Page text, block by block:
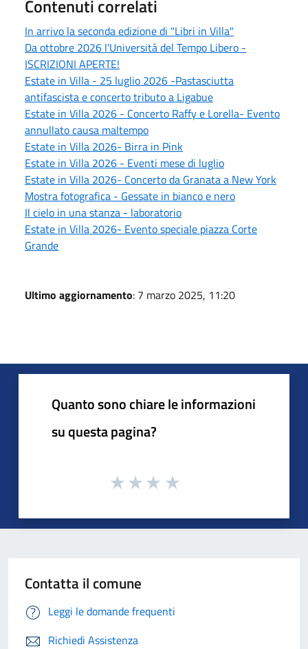
Contenuti correlati
In arrivo la seconda edizione di "Libri in Villa"
Da ottobre 2026 l'Università del Tempo Libero -
ISCRIZIONI APERTE!
Estate in Villa - 25 luglio 2026 -Pastasciutta
antifascista e concerto tributo a Ligabue
Estate in Villa 2026 - Concerto Raffy e Lorella- Evento
annullato causa maltempo
Estate in Villa 2026- Birra in Pink
Estate in Villa 2026 - Eventi mese di luglio
Estate in Villa 2026- Concerto da Granata a New York
Mostra fotografica - Gessate in bianco e nero
Il cielo in una stanza - laboratorio
Estate in Villa 2026- Evento speciale piazza Corte
Grande
Ultimo aggiornamento: 7 marzo 2025, 11:20
Quanto sono chiare le informazioni
su questa pagina?
Contatta il comune
Leggi le domande frequenti
Richiedi Assistenza